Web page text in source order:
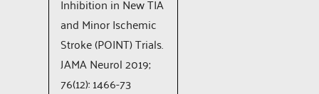
and Minor Ischemic
Stroke (POINT) Trials.
JAMA Neurol 2019;
76(12): 1466-73